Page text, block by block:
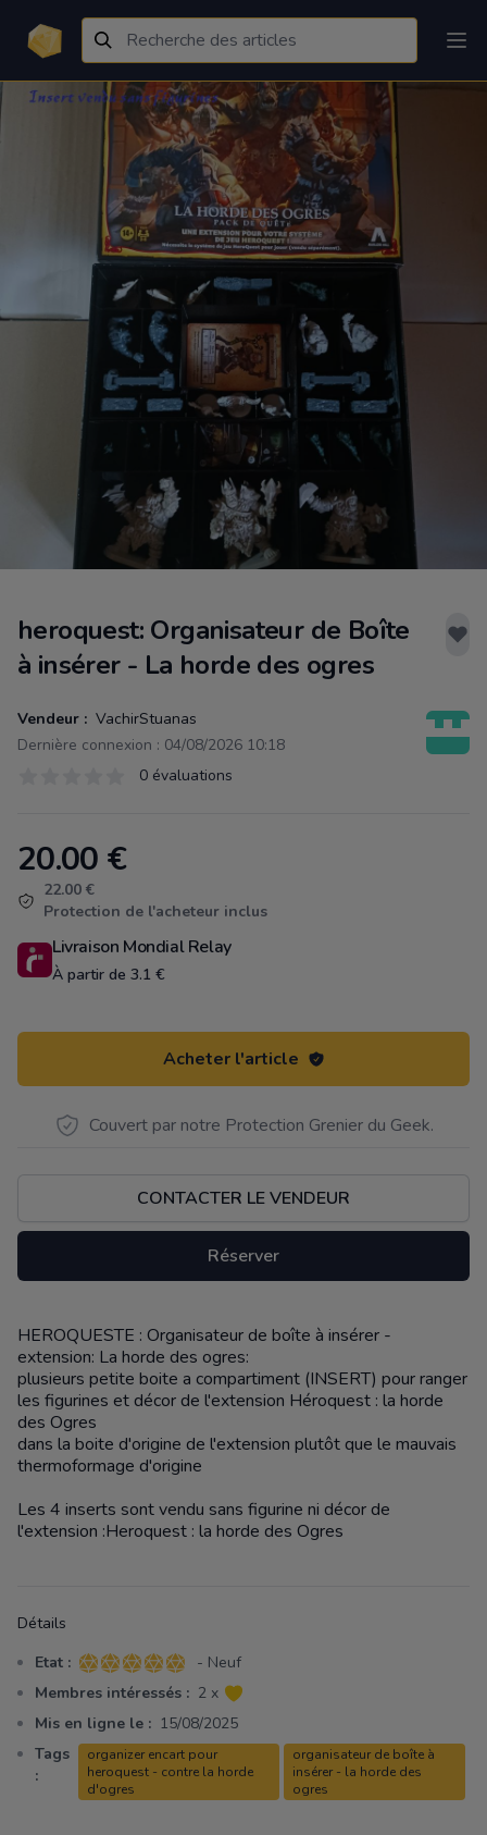
heroquest: Organisateur de Boîte
à insérer - La horde des ogres
Vendeur : VachirStuanas
Dernière connexion : 04/08/2026 10:18
0 évaluations
Product information
20.00 €
22.00 €
Protection de l'acheteur inclus
Livraison Mondial Relay
À partir de 3.1 €
Acheter l'article
Couvert par notre Protection Grenier du Geek.
CONTACTER LE VENDEUR
Réserver
Description
HEROQUESTE : Organisateur de boîte à insérer -
extension: La horde des ogres:
plusieurs petite boite a compartiment (INSERT) pour ranger
les figurines et décor de l'extension Héroquest : la horde
des Ogres
dans la boite d'origine de l'extension plutôt que le mauvais
thermoformage d'origine
Les 4 inserts sont vendu sans figurine ni décor de
l'extension :Heroquest : la horde des Ogres
Détails
Etat : 5 sur 5 étoiles
- Neuf
Membres intéressés : 2 x
Mis en ligne le : 15/08/2025
Tags
:
organizer encart pour
heroquest - contre la horde
d'ogres
organisateur de boîte à
insérer - la horde des
ogres